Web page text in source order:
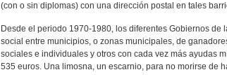
(con o sin diplomas) con una dirección postal en tales
Desde el periodo 1970-1980, los diferentes Gobiernos
social entre municipios, o zonas municipales, de
sociales e individuales y otros con cada vez más ayudas
535 euros. Una limosna, un escarnio, para no morirse de